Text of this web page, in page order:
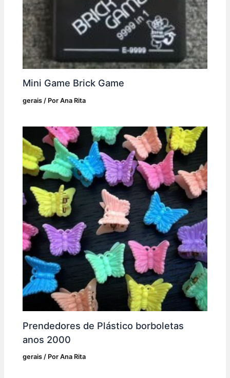
Mini Game Brick Game
gerais / PorAna Rita
Prendedores de Plástico borboletas
anos 2000
gerais / PorAna Rita